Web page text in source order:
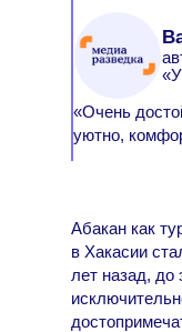
«Очень
уютно,
Абакан как
в Хакасии
лет назад, до